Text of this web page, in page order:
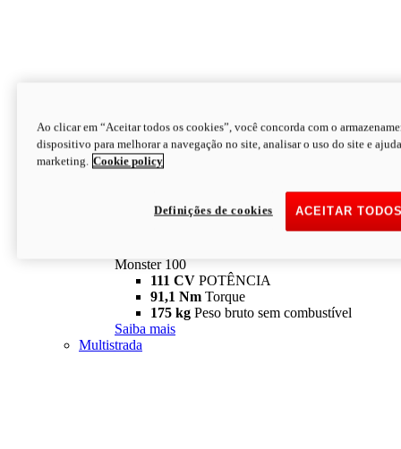
Monster
Monster 100
111 CV POTÊNCIA
91,1 Nm Torque
175 kg Peso bruto sem combustível
Saiba mais
Multistrada
Ao clicar em “Aceitar todos os cookies”, você concorda com o
dispositivo para melhorar a navegação no site, analisar o uso do site e
marketing. Cookie policy
ACEITAR
Definições de cookies